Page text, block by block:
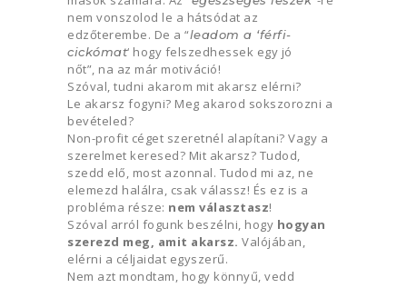
nem vonszolod le a hátsódat az
edzőterembe. De a “leadom a ‘férfi-
cickómat‘ hogy felszedhessek egy jó
nőt”, na az már motiváció!
Szóval, tudni akarom mit akarsz elérni?
Le akarsz fogyni? Meg akarod sokszorozni a
bevételed?
Non-profit céget szeretnél alapítani? Vagy a
szerelmet keresed? Mit akarsz? Tudod,
szedd elő, most azonnal. Tudod mi az, ne
elemezd halálra, csak válassz! És ez is a
probléma része: nem választasz!
Szóval arról fogunk beszélni, hogy hogyan
szerezd meg, amit akarsz. Valójában,
elérni a céljaidat egyszerű.
Nem azt mondtam, hogy könnyű, vedd